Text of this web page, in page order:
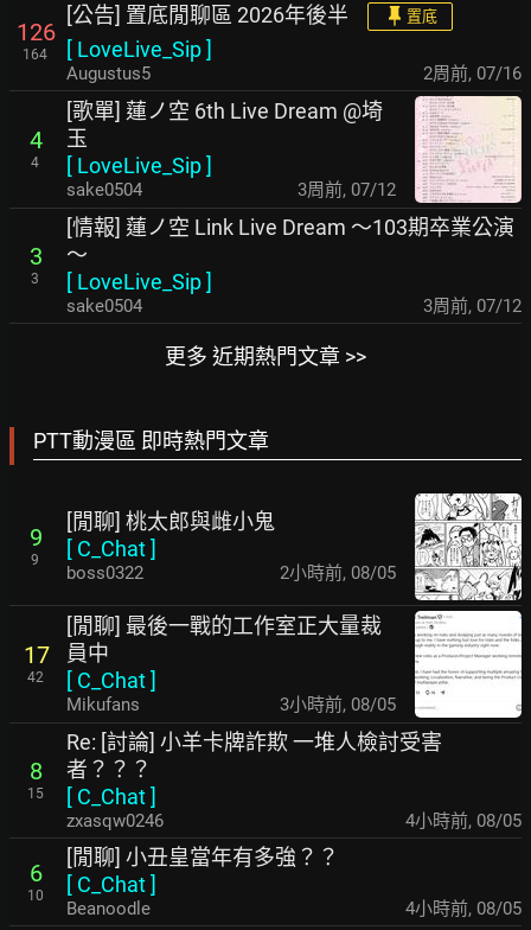
126
164
[公告] 置底閒聊區 2026年後半 置底
[ LoveLive_Sip]
Augustus5 2周前, 07/16
4
4
[歌單] 蓮ノ空 6th Live Dream @埼
玉
[ LoveLive_Sip]
sake0504 3周前, 07/12
3
3
[情報] 蓮ノ空 Link Live Dream ～103期卒業公演
～
[ LoveLive_Sip]
sake0504 3周前, 07/12
更多 近期熱門文章 >>
PTT動漫區 即時熱門文章
9
9
[閒聊] 桃太郎與雌小鬼
[ C_Chat]
boss0322 2小時前, 08/05
17
42
[閒聊] 最後一戰的工作室正大量裁
員中
[ C_Chat]
Mikufans 3小時前, 08/05
8
15
Re: [討論] 小羊卡牌詐欺 一堆人檢討受害
者？？？
[ C_Chat]
zxasqw0246 4小時前, 08/05
6
10
[閒聊] 小丑皇當年有多強？？
[ C_Chat]
Beanoodle 4小時前, 08/05